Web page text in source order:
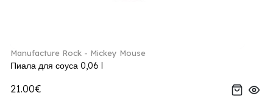
Manufacture Rock - Mickey Mouse
Пиала для соуса 0,06 l
21.00€